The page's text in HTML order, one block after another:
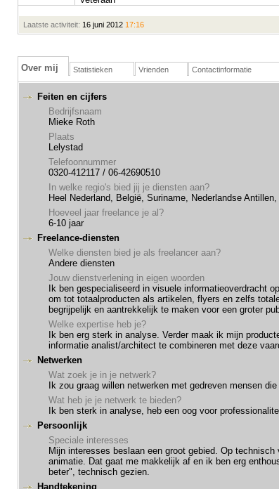
Laatste activiteit: 16 juni 2012 17:16
Over mij Statistieken Vrienden Contactinformatie
Feiten en cijfers
Bedrijfsnaam
Mieke Roth
Plaats
Lelystad
Telefoonnummer
0320-412117 / 06-42690510
In welke regio's bied jij je diensten aan?
Heel Nederland, België, Suriname, Nederlandse
Hoeveel jaar freelance je al?
6-10 jaar
Freelance-diensten
Welke diensten bied je als freelancer aan?
Andere diensten
Jouw dienstverlening in eigen woorden
Ik ben gespecialiseerd in visuele informatieoverdracht
om tot totaalproducten als artikelen, flyers en zelfs
begrijpelijk en aantrekkelijk te maken voor een groter
Welke expertise heb je?
Ik ben erg sterk in analyse. Verder maak ik mijn
informatie analist/architect te combineren met deze
Netwerken
Wat zoek je in je netwerk?
Ik zou graag willen netwerken met gedreven mensen
Wat heb je je netwerk te bieden?
Ik ben sterk in analyse, heb een oog voor
Persoonlijk
Speciale interesses
Mijn interesses beslaan een groot gebied. Op
animatie. Dat gaat me makkelijk af en ik ben erg
beter", technisch gezien.
Handtekening